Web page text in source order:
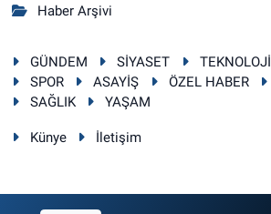
Haber Arşivi
GÜNDEM SİYASET TEKNOLOJİ
SPOR
ASAYİŞ ÖZEL HABER
SAĞLIK
YAŞAM
Künye İletişim